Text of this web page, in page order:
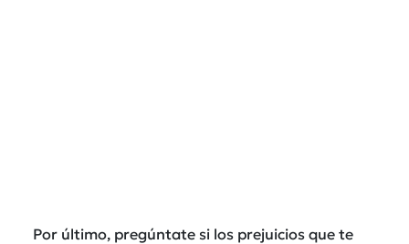
Por último, pregúntate si los prejuicios que te